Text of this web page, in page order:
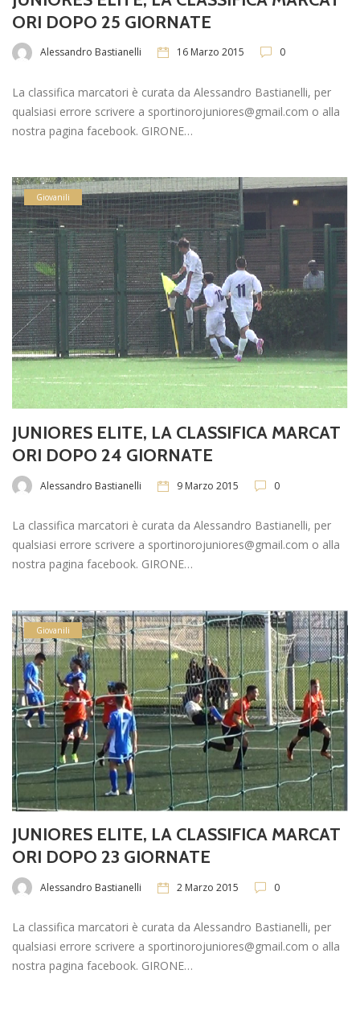
ORI DOPO 25 GIORNATE
Alessandro Bastianelli 16 Marzo 2015 0
La classifica marcatori è curata da Alessandro Bastianelli, per
qualsiasi errore scrivere a sportinorojuniores@gmail.com o alla
nostra pagina facebook. GIRONE…
Giovanili
JUNIORES ELITE, LA CLASSIFICA MARCAT
ORI DOPO 24 GIORNATE
Alessandro Bastianelli 9 Marzo 2015 0
La classifica marcatori è curata da Alessandro Bastianelli, per
qualsiasi errore scrivere a sportinorojuniores@gmail.com o alla
nostra pagina facebook. GIRONE…
Giovanili
JUNIORES ELITE, LA CLASSIFICA MARCAT
ORI DOPO 23 GIORNATE
Alessandro Bastianelli 2 Marzo 2015 0
La classifica marcatori è curata da Alessandro Bastianelli, per
qualsiasi errore scrivere a sportinorojuniores@gmail.com o alla
nostra pagina facebook. GIRONE…